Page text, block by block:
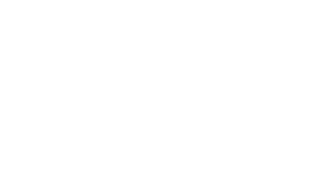
MEER BIJPLAATSINGEN
DEELNEMERS NIET WEG BIJ VOGELEXCURSIE IN